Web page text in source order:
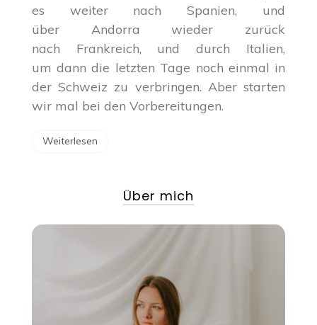
es weiter nach Spanien, und
über Andorra wieder zurück
nach Frankreich, und durch Italien,
um dann die letzten Tage noch einmal in
der Schweiz zu verbringen. Aber starten
wir mal bei den Vorbereitungen.
Weiterlesen
Über mich